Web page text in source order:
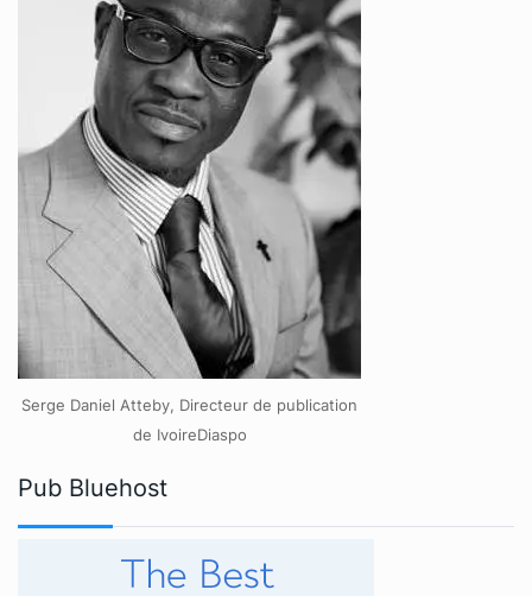
Serge Daniel Atteby, Directeur de publication
de IvoireDiaspo
Pub Bluehost